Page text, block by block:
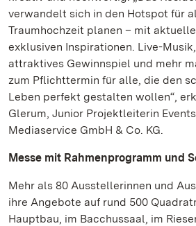
verwandelt sich in den Hotspot für
Traumhochzeit planen – mit
exklusiven Inspirationen. Live-
attraktives Gewinnspiel und mehr
zum Pflichttermin für alle, die den
Leben perfekt gestalten wollen“,
Glerum, Junior Projektleiterin
Mediaservice GmbH & Co. KG.
Messe mit Rahmenprogramm und
Mehr als 80 Ausstellerinnen und
ihre Angebote auf rund 500
Hauptbau, im Bacchussaal, im